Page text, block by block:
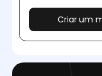
Criar um